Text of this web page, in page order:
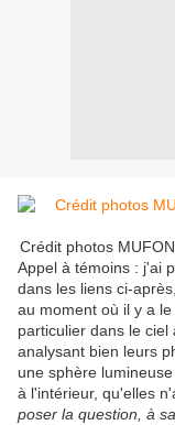
Crédit photos
Appel à témoins : j'ai
dans les liens ci-
au moment où il y a
particulier dans le
analysant bien leurs
une sphère
à l'intérieur, qu'elles
poser la question, à